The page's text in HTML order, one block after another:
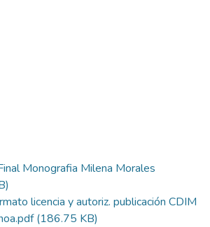
Monografia Milena Morales
licencia y autoriz. publicación CDIM
(186.75 KB)